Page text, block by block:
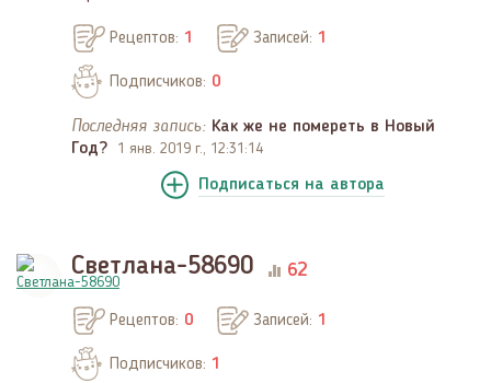
Рецептов: 1 Записей: 1
Подписчиков: 0
Последняя запись: Как же не помереть в Новый
Год?
1 янв. 2019 г., 12:31:14
Подписаться на автора
Светлана-58690 62
Рецептов: 0 Записей: 1
Подписчиков: 1